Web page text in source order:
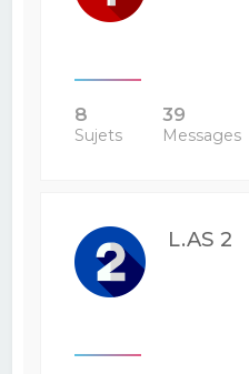
8
Sujets
39
Messages
L.AS 2